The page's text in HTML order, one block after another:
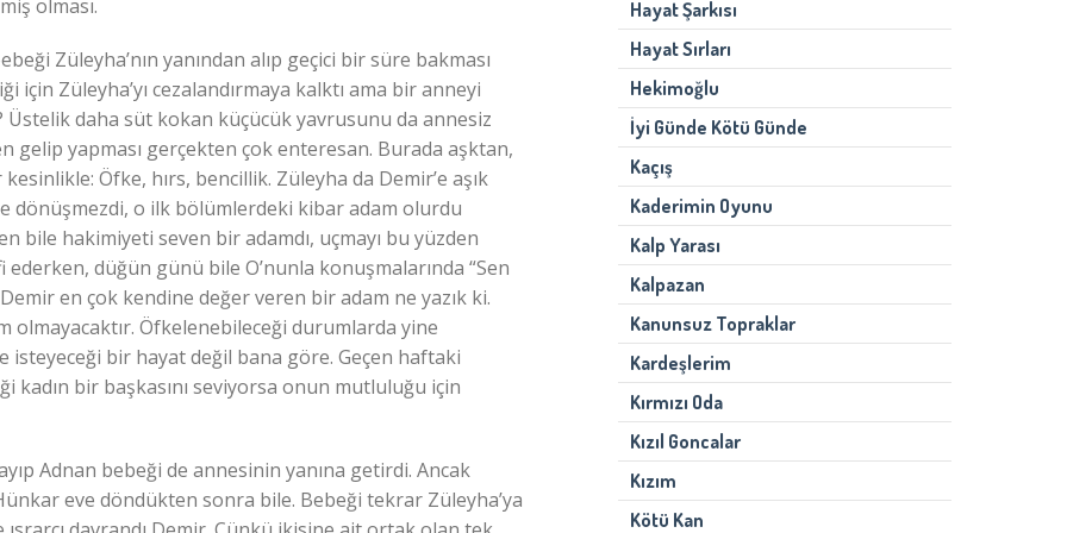
olması.
Züleyha’nın yanından alıp geçici bir süre bakması
için Züleyha’yı cezalandırmaya kalktı ama bir anneyi
Üstelik daha süt kokan küçücük yavrusunu da annesiz
gelip yapması gerçekten çok enteresan. Burada aşktan,
Öfke, hırs, bencillik. Züleyha da Demir’e aşık
dönüşmezdi, o ilk bölümlerdeki kibar adam olurdu
bile hakimiyeti seven bir adamdı, uçmayı bu yüzden
ederken, düğün günü bile O’nunla konuşmalarında “Sen
en çok kendine değer veren bir adam ne yazık ki.
olmayacaktır. Öfkelenebileceği durumlarda yine
isteyeceği bir hayat değil bana göre. Geçen haftaki
kadın bir başkasını seviyorsa onun mutluluğu için
Adnan bebeği de annesinin yanına getirdi. Ancak
eve döndükten sonra bile. Bebeği tekrar Züleyha’ya
Hayat Şarkısı
Hayat Sırları
Hekimoğlu
İyi Günde Kötü Günde
Kaçış
Kaderimin Oyunu
Kalp Yarası
Kalpazan
Kanunsuz Topraklar
Kardeşlerim
Kırmızı Oda
Kızıl Goncalar
Kızım
Kötü Kan